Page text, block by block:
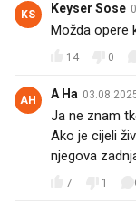
KS Keyser Sose
Možda opere
14 0
AH A Ha
Ja ne znam
Ako je cijeli
njegova
7 1